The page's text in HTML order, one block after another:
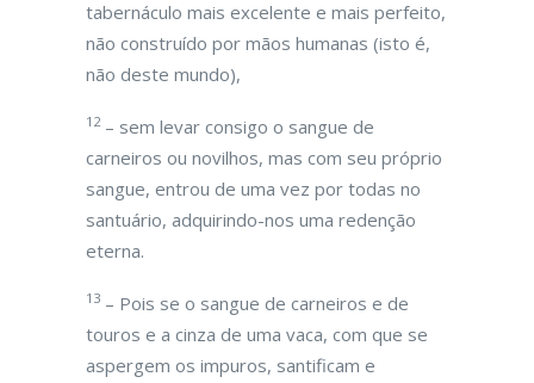
tabernáculo mais excelente e mais perfeito,
não construído por mãos humanas (isto é,
não deste mundo),
12– sem levar consigo o sangue de
carneiros ou novilhos, mas com seu próprio
sangue, entrou de uma vez por todas no
santuário, adquirindo-nos uma redenção
eterna.
13 – Pois se o sangue de carneiros e de
touros e a cinza de uma vaca, com que se
aspergem os impuros, santificam e